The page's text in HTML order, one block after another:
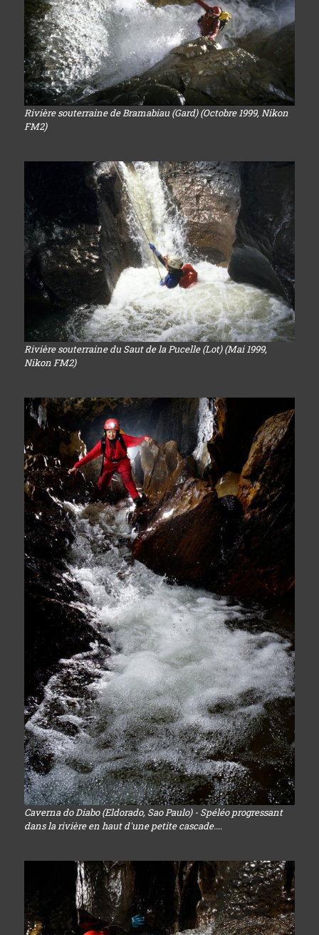
Rivière souterraine de Bramabiau (Gard) (Octobre 1999, Nikon
FM2)
Rivière souterraine du Saut de la Pucelle (Lot) (Mai 1999,
Nikon FM2)
Caverna do Diabo (Eldorado, Sao Paulo) - Spéléo progressant
dans la rivière en haut d'une petite cascade....